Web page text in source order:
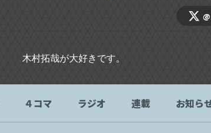
木村拓哉が大好きです。
４コマ ラジオ 連載 お知ら